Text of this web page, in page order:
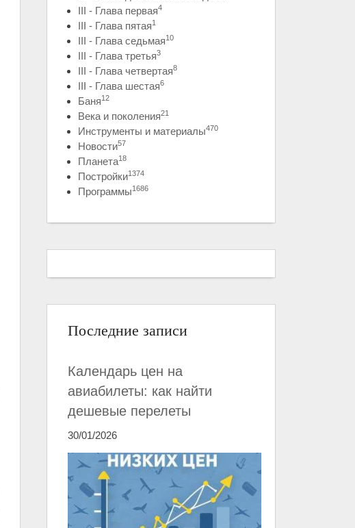
III - Глава первая4
III - Глава пятая1
III - Глава седьмая10
III - Глава третья3
III - Глава четвертая8
III - Глава шестая6
Баня12
Века и поколения21
Инструменты и материалы470
Новости57
Планета18
Постройки1374
Программы1686
Последние записи
Календарь цен на
авиабилеты: как найти
дешевые перелеты
30/01/2026